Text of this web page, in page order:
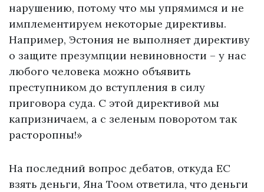
нарушению, потому что мы упрямимся и не
имплементируем некоторые директивы.
Например, Эстония не выполняет директиву
о защите презумпции невиновности – у нас
любого человека можно объявить
преступником до вступления в силу
приговора суда. С этой директивой мы
капризничаем, а с зеленым поворотом так
расторопны!»
На последний вопрос дебатов, откуда ЕС
взять деньги, Яна Тоом ответила, что деньги